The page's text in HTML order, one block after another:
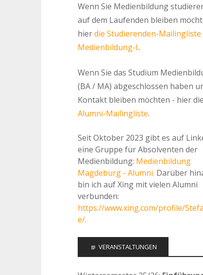
Wenn Sie Medienbildung
auf dem Laufenden bleiben
hierdie Studierenden-Mailingliste
Medienbildung-l..
Wenn Sie das Studium
(BA / MA) abgeschlossen haben
Kontakt bleiben möchten - hier die
Alumni-Mailingliste.
Seit Oktober 2023 gibt es auf
eine Gruppe für Absolventen der
Medienbildung: Medienbildung
Magdeburg - Alumni. Darüber
bin ich auf Xing mit vielen Alumni
verbunden:
https://www.xing.com/profile/
e/.
VERANSTALTUNGEN